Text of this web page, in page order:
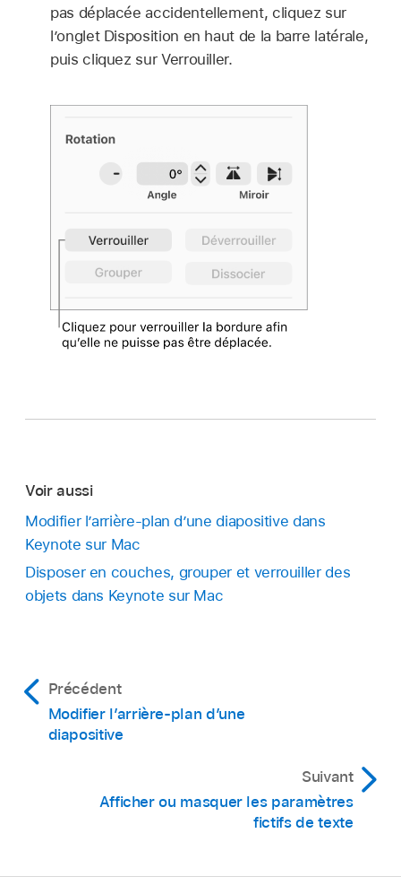
pas déplacée accidentellement, cliquez sur
l’onglet Disposition en haut de la barre latérale,
puis cliquez sur Verrouiller.
Voir aussi
Modifier l’arrière-plan d’une diapositive dans
Keynote sur Mac
Disposer en couches, grouper et verrouiller des
objets dans Keynote sur Mac
Précédent
Modifier l’arrière-plan d’une
diapositive
Suivant
Afficher ou masquer les paramètres
fictifs de texte